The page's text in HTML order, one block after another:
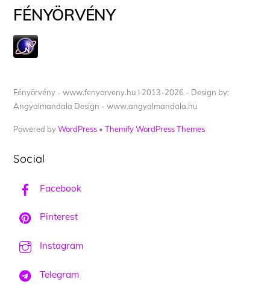
FÉNYÖRVÉNY
Fényörvény - www.fenyorveny.hu I 2013-2026 - Design by:
Angyalmandala Design - www.angyalmandala.hu
Powered byWordPress •Themify WordPress Themes
Social
Facebook
Pinterest
Instagram
Telegram